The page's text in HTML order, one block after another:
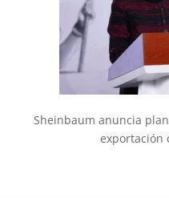
Sheinbaum anuncia
exportación